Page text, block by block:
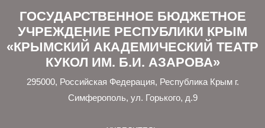
ГОСУДАРСТВЕННОЕ БЮДЖЕТНОЕ
УЧРЕЖДЕНИЕ РЕСПУБЛИКИ КРЫМ
«КРЫМСКИЙ АКАДЕМИЧЕСКИЙ ТЕАТР
КУКОЛ ИМ. Б.И. АЗАРОВА»
295000, Российская Федерация, Республика Крым г.
Симферополь, ул. Горького, д.9